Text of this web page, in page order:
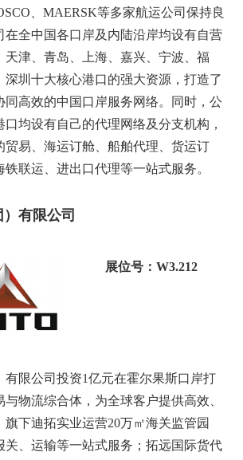
、MAERSK等多家航运公司保持良
在全中国各口岸及内陆沿岸均设有自营
天津、青岛、上海、嘉兴、宁波、福
深圳十大核心港口的强大资源，打造了
同高效的中国口岸服务网络。同时，公
均设有自己的代理网络及分支机构，
贸易、海运订舱、船舶代理、货运订
联运、进出口代理等一站式服务。
有限公司
展位号：W3.212
有限公司投资1亿元在霍尔果斯口岸打
物流综合体，为全球客户提供高效、
旗下迪拓实业运营20万㎡海关监管园
关、运输等一站式服务；拓远国际货代